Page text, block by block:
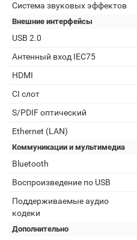
Система звуковых эффектов
Внешние интерфейсы
USB 2.0
Антенный вход IEC75
HDMI
CI слот
S/PDIF оптический
Ethernet (LAN)
Коммуникации и мультимедиа
Bluetooth
Воспроизведение по USB
Поддерживаемые аудио
кодеки
Дополнительно